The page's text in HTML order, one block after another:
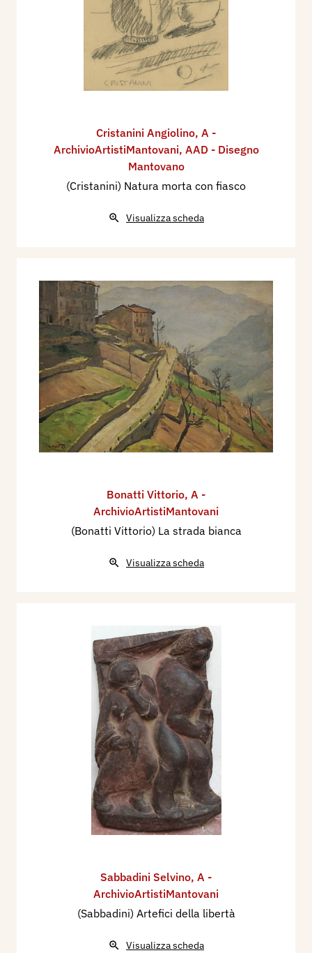
Cristanini Angiolino, A -
ArchivioArtistiMantovani, AAD - Disegno
Mantovano
(Cristanini) Natura morta con fiasco
Visualizza scheda
Bonatti Vittorio, A -
ArchivioArtistiMantovani
(Bonatti Vittorio) La strada bianca
Visualizza scheda
Sabbadini Selvino, A -
ArchivioArtistiMantovani
(Sabbadini) Artefici della libertà
Visualizza scheda